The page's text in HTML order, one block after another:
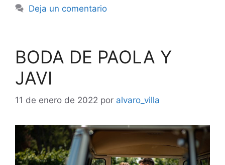
Deja un comentario
BODA DE PAOLA Y
JAVI
11 de enero de 2022 por alvaro_villa